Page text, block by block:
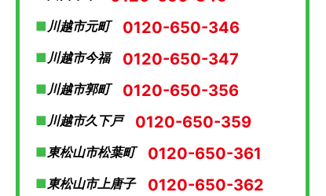
川越市元町 0120-650-346
川越市今福 0120-650-347
川越市郭町 0120-650-356
川越市久下戸 0120-650-359
東松山市松葉町 0120-650-361
東松山市上唐子 0120-650-362